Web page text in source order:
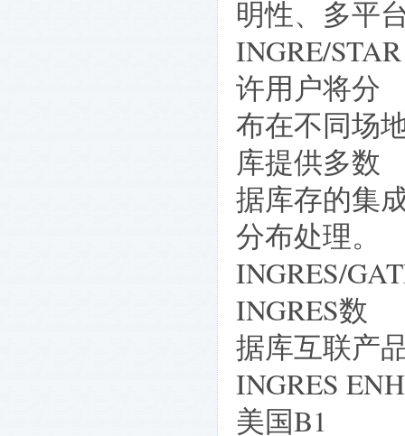
明性、多平
INGRE/
许用户将分
布在不同场
库提供多数
据库存的集
分布处理。
INGRES/
INGRES数
据库互联产
INGRES
美国B1